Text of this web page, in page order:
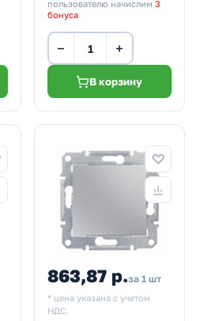
пользователю начислим 3
бонуса
− +
В корзину
863,87 р.за 1 шт
* цена указана с учетом
НДС.